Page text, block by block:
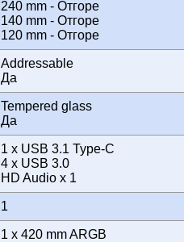
240 mm - Отгоре
140 mm - Отгоре
120 mm - Отгоре
Addressable
Да
Tempered glass
Да
1 x USB 3.1 Type-C
4 x USB 3.0
HD Audio x 1
1
1 x 420 mm ARGB